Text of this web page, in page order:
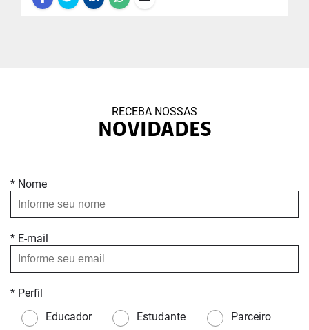
RECEBA NOSSAS
NOVIDADES
* Nome
* E-mail
* Perfil
Educador
Estudante Parceiro